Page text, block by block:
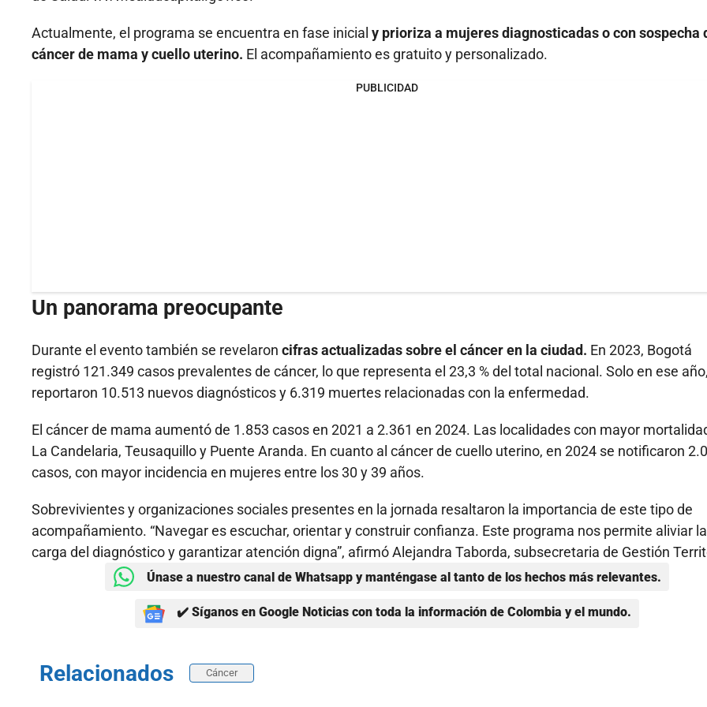
Actualmente, el programa se encuentra en fase inicial y prioriza a mujeres diagnosticadas o con sospecha
cáncer de mama y cuello uterino. El acompañamiento es gratuito y personalizado.
PUBLICIDAD
Un panorama preocupante
Durante el evento también se revelaron cifras actualizadas sobre el cáncer en la ciudad. En 2023, Bogotá
registró 121.349 casos prevalentes de cáncer, lo que representa el 23,3 % del total nacional. Solo en ese
reportaron 10.513 nuevos diagnósticos y 6.319 muertes relacionadas con la enfermedad.
El cáncer de mama aumentó de 1.853 casos en 2021 a 2.361 en 2024. Las localidades con mayor
La Candelaria, Teusaquillo y Puente Aranda. En cuanto al cáncer de cuello uterino, en 2024 se notificaron
casos, con mayor incidencia en mujeres entre los 30 y 39 años.
Sobrevivientes y organizaciones sociales presentes en la jornada resaltaron la importancia de este tipo de
acompañamiento. “Navegar es escuchar, orientar y construir confianza. Este programa nos permite aliviar la
carga del diagnóstico y garantizar atención digna”, afirmó Alejandra Taborda, subsecretaria de Gestión
Únase a nuestro canal de Whatsapp y manténgase al tanto de los hechos más relevantes.
✔️ Síganos en Google Noticias con toda la información de Colombia y el mundo.
Relacionados Cáncer